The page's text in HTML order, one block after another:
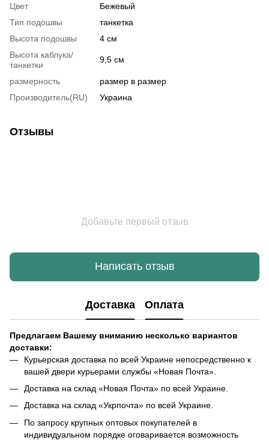
Цвет
Бежевый
Тип подошвы
танкетка
Высота подошвы
4 см
Высота каблука/
танкетки
9,5 см
размерность
размер в размер
Производитель(RU)
Украина
Отзывы
Добавьте первый отзыв
Написать отзыв
Доставка Оплата
Предлагаем Вашему вниманию несколько вариантов
доставки:
Курьерская доставка по всей Украине непосредственно к
вашей двери курьерами службы «Новая Почта».
Доставка на склад «Новая Почта» по всей Украине.
Доставка на склад «Укрпочта» по всей Украине.
По запросу крупных оптовых покупателей в
индивидуальном порядке оговаривается возможность